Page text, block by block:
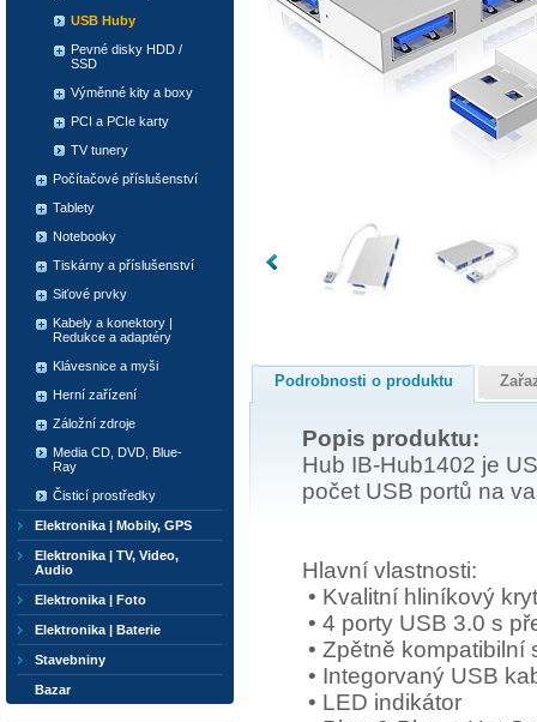
Podrobnosti o produktu
Popis produktu:
Hub IB-Hub1402 je
počet USB portů na
Hlavní vlastnosti:
• Kvalitní hliníkový kryt
• 4 porty USB 3.0 s
• Zpětně kompatibilní
• Integorvaný USB
• LED indikátor
USB Huby
Pevné disky HDD /
SSD
Výměnné kity a boxy
PCI a PCIe karty
TV tunery
Počítačové příslušenství
Tablety
Notebooky
Tiskárny a příslušenství
Siťové prvky
Kabely a konektory |
Redukce a adaptéry
Klávesnice a myši
Herní zařízení
Záložní zdroje
Media CD, DVD, Blue-
Ray
Čisticí prostředky
Elektronika | Mobily, GPS
Elektronika | TV, Video,
Audio
Elektronika | Foto
Elektronika | Baterie
Stavebniny
Bazar